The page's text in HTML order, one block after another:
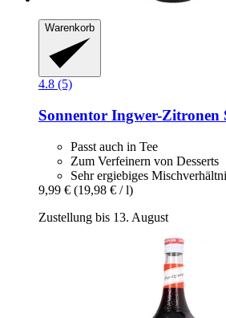
Warenkorb
4.8 (5)
Sonnentor Ingwer-​Zitronen
Passt auch in Tee
Zum Verfeinern von Desserts
Sehr ergiebiges
9,99 € (19,98 € / l)
Zustellung bis 13. August